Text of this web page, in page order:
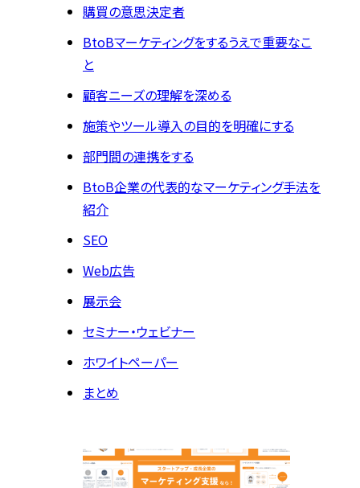
購買の意思決定者
BtoBマーケティングをするうえで重要なこ
と
顧客ニーズの理解を深める
施策やツール導入の目的を明確にする
部門間の連携をする
BtoB企業の代表的なマーケティング手法を
紹介
SEO
Web広告
展示会
セミナー・ウェビナー
ホワイトペーパー
まとめ